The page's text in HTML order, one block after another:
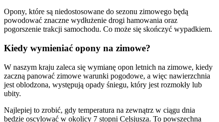
Opony, które są niedostosowane do sezonu zimowego będą
powodować znaczne wydłużenie drogi hamowania oraz
pogorszenie trakcji samochodu. Co może się skończyć wypadkiem.
Kiedy wymieniać opony na zimowe?
W naszym kraju zaleca się wymianę opon letnich na zimowe, kiedy
zaczną panować zimowe warunki pogodowe, a więc nawierzchnia
jest oblodzona, występują opady śniegu, który jest rozmokły lub
ubity.
Najlepiej to zrobić, gdy temperatura na zewnątrz w ciągu dnia
będzie oscylować w okolicy 7 stopni Celsjusza. To powszechna